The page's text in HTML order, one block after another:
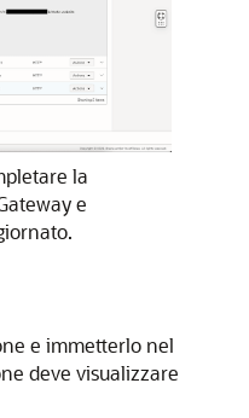
la
e
e immetterlo nel
deve visualizzare